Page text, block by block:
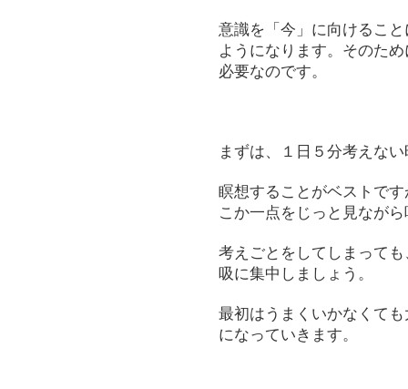
意識を「今」に向けるこ
ようになります。そのた
必要なのです。
まずは、１日５分考えな
瞑想することがベストで
こか一点をじっと見なが
考えごとをしてしまって
吸に集中しましょう。
最初はうまくいかなくて
になっていきます。